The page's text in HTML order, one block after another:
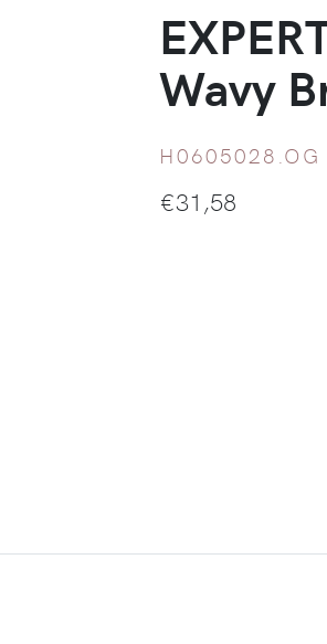
Wavy
€31,58